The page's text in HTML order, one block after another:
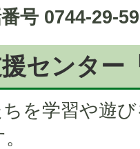
番号 0744-29-
センター
を学習や遊